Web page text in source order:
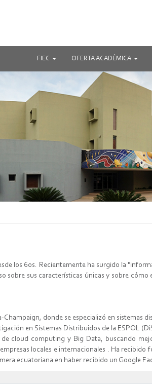
FIEC OFERTA ACADÉMICA
los 60s. Recientemente ha surgido la
sus características únicas y sobre
donde se especializó en sistemas
en Sistemas Distribuidos de la ESPOL
cloud computing y Big Data, buscando
locales e internacionales . Ha
ecuatoriana en haber recibido un Google